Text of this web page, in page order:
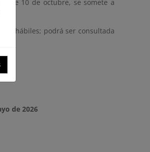
de 10 de octubre, se somete a
hábiles; podrá ser consultada
de 2026